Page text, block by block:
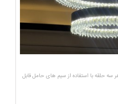
حلقه با استفاده از سیم های حامل قابل